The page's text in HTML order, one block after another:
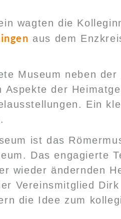
wagten die
aus dem
Museum neben der
der
Ein
ist das
Das engagierte
wieder ändernden
Vereinsmitglied
die Idee zum